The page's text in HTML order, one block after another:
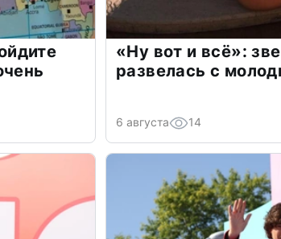
«Ну вот и всё»:
развелась с
6 августа 14